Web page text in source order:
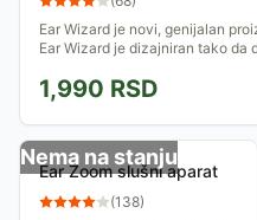
Ear Wizard je novi, genijalan
Ear Wizard je dizajniran tako da
1,990 RSD
Nema na stanju
Ear Zoom slušni aparat
(138)